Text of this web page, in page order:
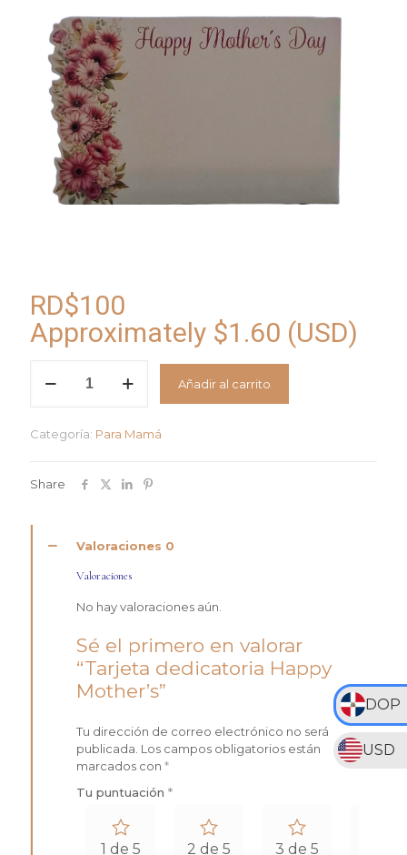
DOP
USD
RD$100
Approximately $1.60 (USD)
dedicatoria
cantidad
Añadir al carrito
Categoría: Para Mamá
Share
Valoraciones 0
Valoraciones
No hay valoraciones aún.
Sé el primero en valorar
“Tarjeta dedicatoria Happy
Mother’s”
Tu dirección de correo electrónico no será
publicada. Los campos obligatorios están
marcados con *
Tu puntuación *
1 de 5
2 de 5
3 de 5